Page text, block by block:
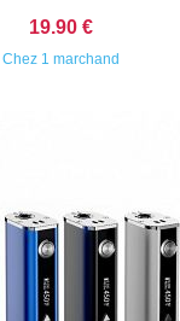
19.90 €
Chez 1 marchand